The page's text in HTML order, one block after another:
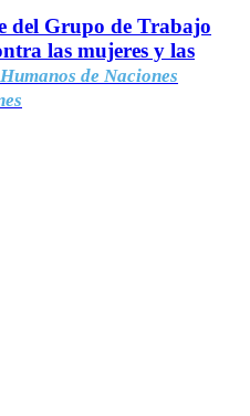
del Grupo de Trabajo
las mujeres y las
de Naciones